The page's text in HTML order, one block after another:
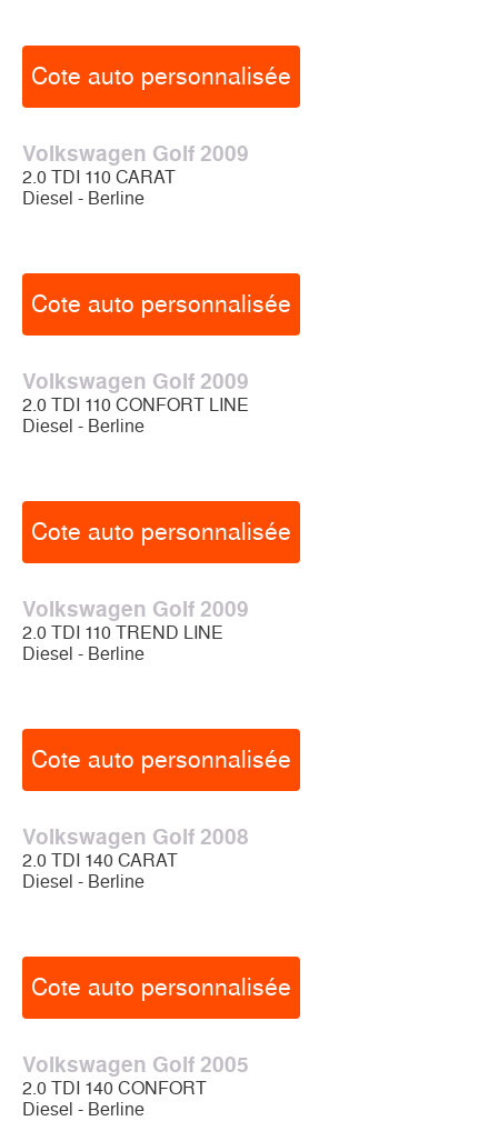
Cote auto personnalisée
Volkswagen Golf 2009
2.0 TDI 110 CARAT
Diesel - Berline
Cote auto personnalisée
Volkswagen Golf 2009
2.0 TDI 110 CONFORT LINE
Diesel - Berline
Cote auto personnalisée
Volkswagen Golf 2009
2.0 TDI 110 TREND LINE
Diesel - Berline
Cote auto personnalisée
Volkswagen Golf 2008
2.0 TDI 140 CARAT
Diesel - Berline
Cote auto personnalisée
Volkswagen Golf 2005
2.0 TDI 140 CONFORT
Diesel - Berline